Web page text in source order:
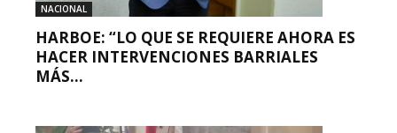
NACIONAL
HARBOE: “LO QUE SE REQUIERE AHORA ES
HACER INTERVENCIONES BARRIALES
MÁS...